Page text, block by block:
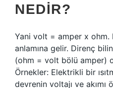
NEDIR?
Yani volt = amper x ohm.
anlamına gelir. Direnç
(ohm = volt bölü amper)
Örnekler: Elektrikli bir
devrenin voltajı ve akımı